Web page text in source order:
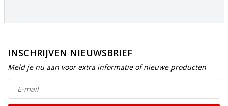
INSCHRIJVEN NIEUWSBRIEF
Meld je nu aan voor extra informatie of nieuwe producten